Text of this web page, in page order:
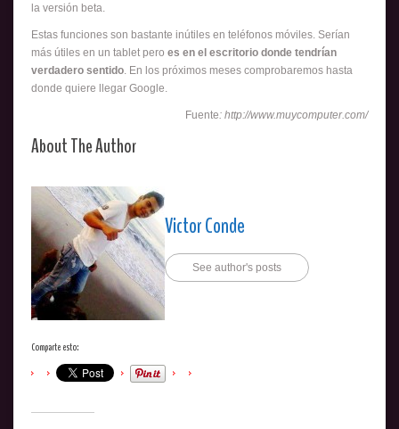
la versión beta.
Estas funciones son bastante inútiles en teléfonos móviles. Serían
más útiles en un tablet pero es en el escritorio donde tendrían
verdadero sentido. En los próximos meses comprobaremos hasta
donde quiere llegar Google.
Fuente: http://www.muycomputer.com/
About The Author
Victor Conde
See author's posts
Comparte esto: